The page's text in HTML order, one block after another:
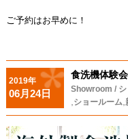
ご予約はお早めに！
2019年
06月24日
食洗機体験
Showroom /
ショールーム